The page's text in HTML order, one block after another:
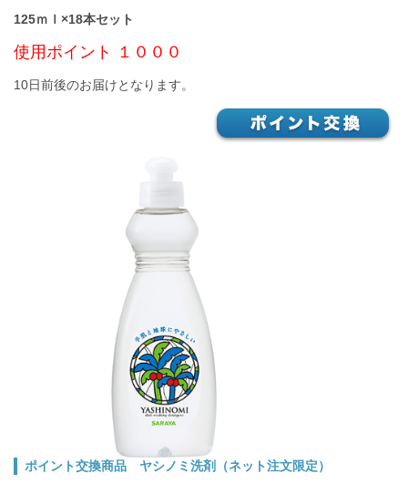
125ｍｌ×18本セット
使用ポイント １０００
10日前後のお届けとなります。
ポイント交換商品 ヤシノミ洗剤（ネット注文限定）